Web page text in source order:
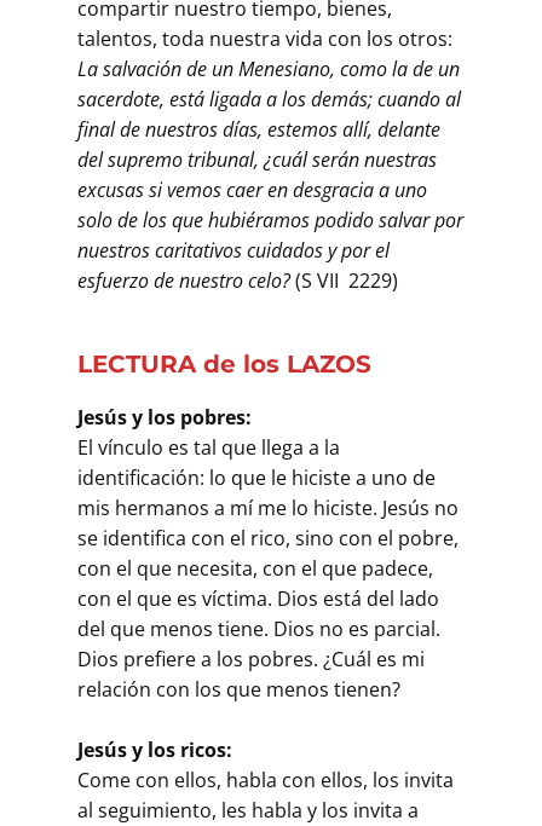
compartir nuestro tiempo, bienes,
talentos, toda nuestra vida con los otros:
La salvación de un Menesiano, como la de un
sacerdote, está ligada a los demás; cuando al
final de nuestros días, estemos allí, delante
del supremo tribunal, ¿cuál serán nuestras
excusas si vemos caer en desgracia a uno
solo de los que hubiéramos podido salvar por
nuestros caritativos cuidados y por el
esfuerzo de nuestro celo?(S VII 2229)
LECTURA de los LAZOS
Jesús y los pobres:
El vínculo es tal que llega a la
identificación: lo que le hiciste a uno de
mis hermanos a mí me lo hiciste. Jesús no
se identifica con el rico, sino con el pobre,
con el que necesita, con el que padece,
con el que es víctima. Dios está del lado
del que menos tiene. Dios no es parcial.
Dios prefiere a los pobres. ¿Cuál es mi
relación con los que menos tienen?
Jesús y los ricos:
Come con ellos, habla con ellos, los invita
al seguimiento, les habla y los invita a